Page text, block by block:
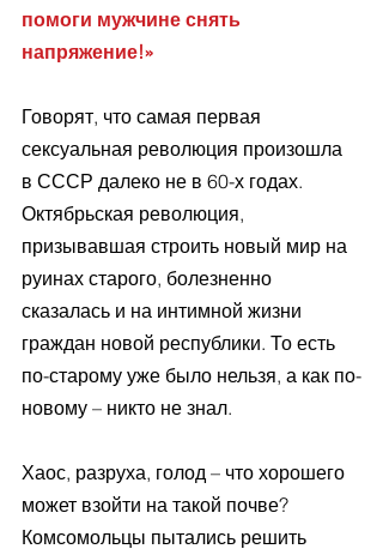
помоги мужчине снять
напряжение!»
Говорят, что самая первая
сексуальная революция произошла
в СССР далеко не в 60-х годах.
Октябрьская революция,
призывавшая строить новый мир на
руинах старого, болезненно
сказалась и на интимной жизни
граждан новой республики. То есть
по-старому уже было нельзя, а как по-
новому – никто не знал.
Хаос, разруха, голод – что хорошего
может взойти на такой почве?
Комсомольцы пытались решить